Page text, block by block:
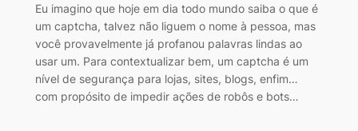
Eu imagino que hoje em dia todo mundo saiba o que é
um captcha, talvez não liguem o nome à pessoa, mas
você provavelmente já profanou palavras lindas ao
usar um. Para contextualizar bem, um captcha é um
nível de segurança para lojas, sites, blogs, enfim…
com propósito de impedir ações de robôs e bots…